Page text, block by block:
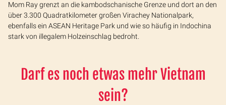
Mom Ray grenzt an die kambodschanische Grenze und dort an den
über 3.300 Quadratkilometer großen Virachey Nationalpark,
ebenfalls ein ASEAN Heritage Park und wie so häufig in Indochina
stark von illegalem Holzeinschlag bedroht.
Darf es noch etwas mehr Vietnam
sein?